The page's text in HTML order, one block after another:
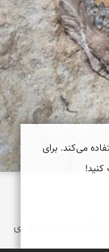
در دامنه دره ای
می‌کند. برای
کنید!